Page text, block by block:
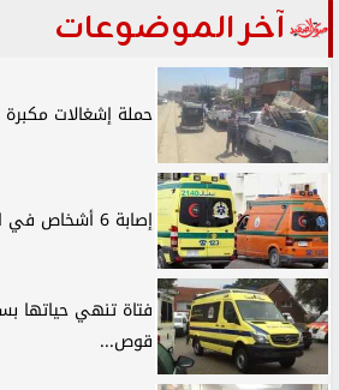
آخر الموضوعات
حملة إشغالات
إصابة 6 أشخاص في انقلاب سيارة نصف نقل...
فتاة تنهي حياتها
قوص...